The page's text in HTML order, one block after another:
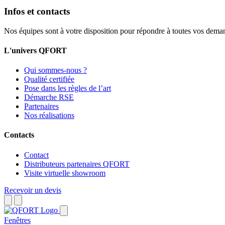
Infos et contacts
Nos équipes sont à votre disposition pour répondre à toutes vos
L'univers QFORT
Qui sommes-nous ?
Qualité certifiée
Pose dans les règles de l’art
Démarche RSE
Partenaires
Nos réalisations
Contacts
Contact
Distributeurs partenaires QFORT
Visite virtuelle showroom
Recevoir un devis
Fenêtres